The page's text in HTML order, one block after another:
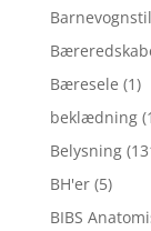
Bæresele (1)
beklædning
Belysning
BH'er (5)
BIBS